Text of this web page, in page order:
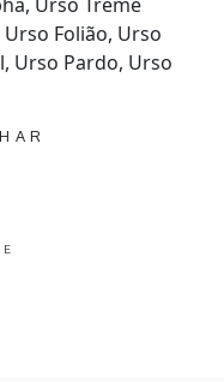
Folião, Urso
Urso Pardo, Urso